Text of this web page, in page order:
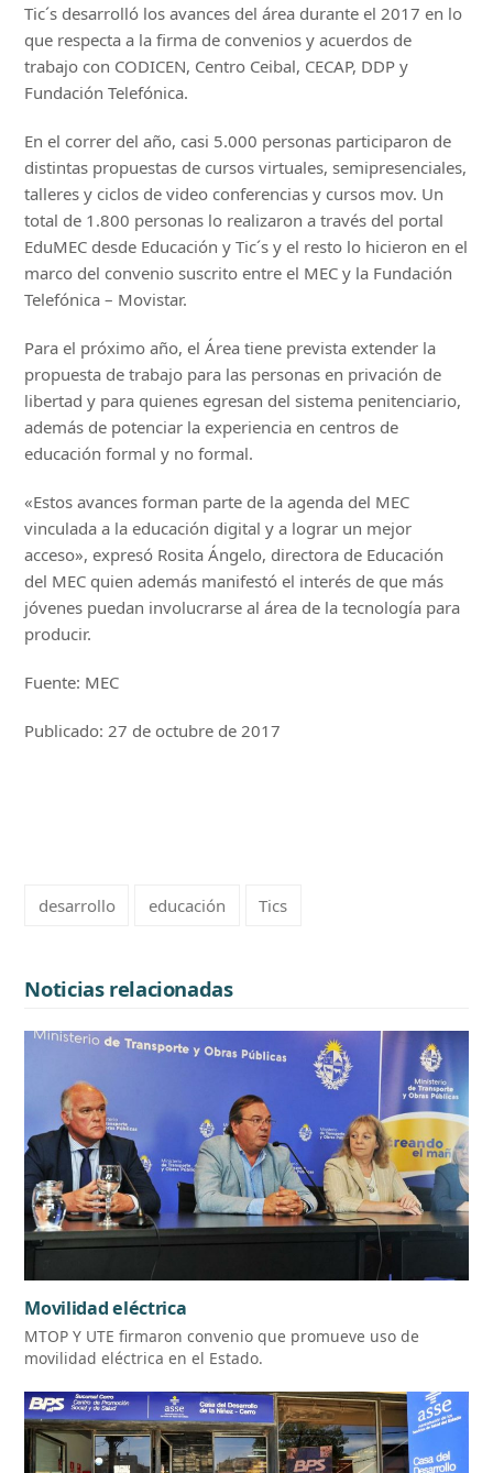
Tic´s desarrolló los avances del área durante el 2017 en lo
que respecta a la firma de convenios y acuerdos de
trabajo con CODICEN, Centro Ceibal, CECAP, DDP y
Fundación Telefónica.
En el correr del año, casi 5.000 personas participaron de
distintas propuestas de cursos virtuales, semipresenciales,
talleres y ciclos de video conferencias y cursos mov. Un
total de 1.800 personas lo realizaron a través del portal
EduMEC desde Educación y Tic´s y el resto lo hicieron en el
marco del convenio suscrito entre el MEC y la Fundación
Telefónica – Movistar.
Para el próximo año, el Área tiene prevista extender la
propuesta de trabajo para las personas en privación de
libertad y para quienes egresan del sistema penitenciario,
además de potenciar la experiencia en centros de
educación formal y no formal.
«Estos avances forman parte de la agenda del MEC
vinculada a la educación digital y a lograr un mejor
acceso», expresó Rosita Ángelo, directora de Educación
del MEC quien además manifestó el interés de que más
jóvenes puedan involucrarse al área de la tecnología para
producir.
Fuente: MEC
Publicado: 27 de octubre de 2017
desarrollo educación Tics
Noticias relacionadas
Movilidad eléctrica
MTOP Y UTE firmaron convenio que promueve uso de
movilidad eléctrica en el Estado.